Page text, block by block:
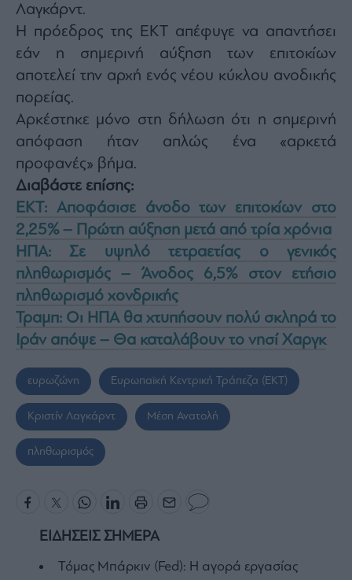
Λαγκάρντ.
Η πρόεδρος της ΕΚΤ απέφυγε να απαντήσει
εάν η σημερινή αύξηση των επιτοκίων
αποτελεί την αρχή ενός νέου κύκλου ανοδικής
πορείας.
Αρκέστηκε μόνο στη δήλωση ότι η σημερινή
απόφαση ήταν απλώς ένα «αρκετά
προφανές» βήμα.
Διαβάστε επίσης:
ΕΚΤ: Αποφάσισε άνοδο των επιτοκίων στο
2,25% – Πρώτη αύξηση μετά από τρία χρόνια
ΗΠΑ: Σε υψηλό τετραετίας ο γενικός
πληθωρισμός – Άνοδος 6,5% στον ετήσιο
πληθωρισμό χονδρικής
Τραμπ: Οι ΗΠΑ θα χτυπήσουν πολύ σκληρά το
Ιράν απόψε – Θα καταλάβουν το νησί Χαργκ
ευρωζώνη Ευρωπαϊκή Κεντρική Τράπεζα (ΕΚΤ)
Κριστίν Λαγκάρντ Μέση Ανατολή
πληθωρισμός
ΕΙΔΗΣΕΙΣ ΣΗΜΕΡΑ
Τόμας Μπάρκιν (Fed): Η αγορά εργασίας